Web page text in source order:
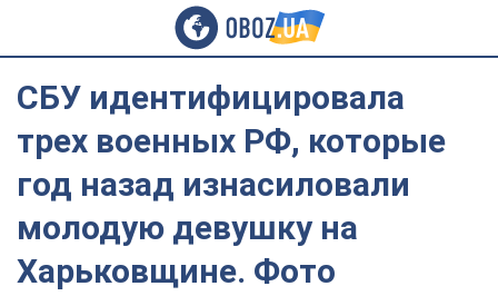
СБУ идентифицировала
трех военных РФ, которые
год назад изнасиловали
молодую девушку на
Харьковщине. Фото